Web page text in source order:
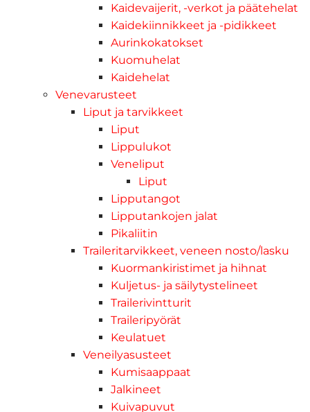
Kaidevaijerit, -verkot ja päätehelat
Kaidekiinnikkeet ja -pidikkeet
Aurinkokatokset
Kuomuhelat
Kaidehelat
Venevarusteet
Liput ja tarvikkeet
Liput
Lippulukot
Veneliput
Liput
Lipputangot
Lipputankojen jalat
Pikaliitin
Traileritarvikkeet, veneen nosto/lasku
Kuormankiristimet ja hihnat
Kuljetus- ja säilytystelineet
Trailerivintturit
Traileripyörät
Keulatuet
Veneilyasusteet
Kumisaappaat
Jalkineet
Kuivapuvut